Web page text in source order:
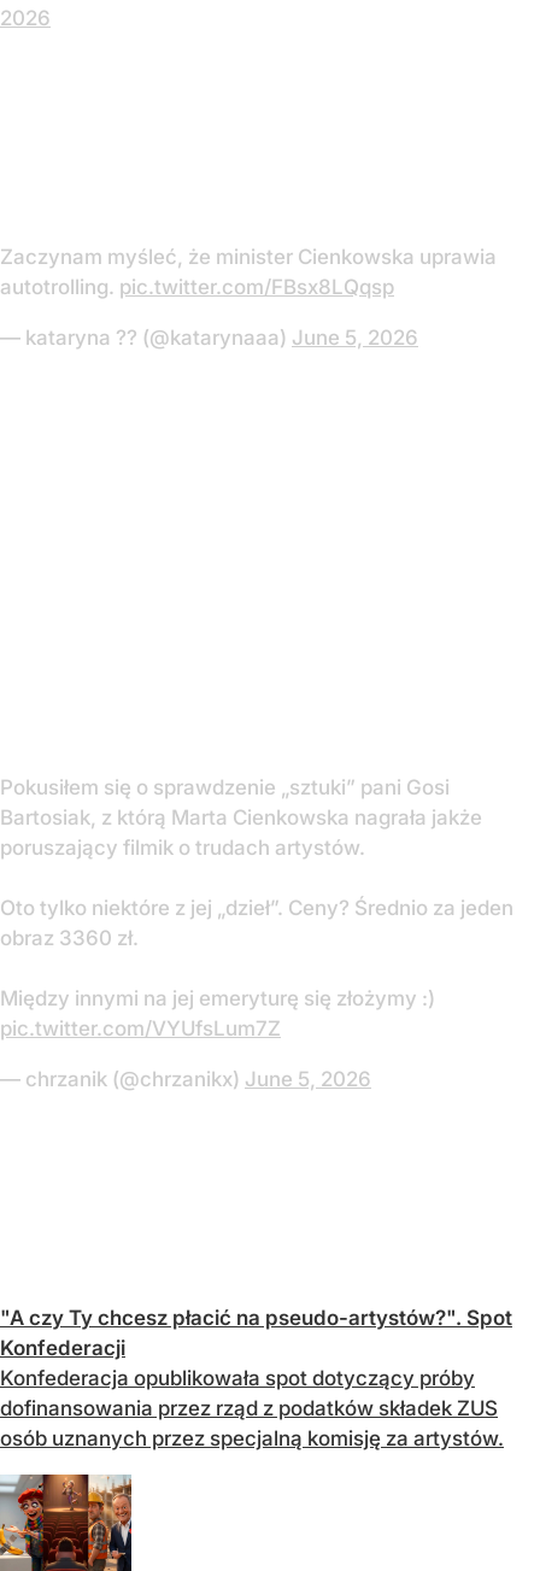
2026
Zaczynam myśleć, że minister Cienkowska uprawia
autotrolling. pic.twitter.com/FBsx8LQqsp
— kataryna ?? (@katarynaaa) June 5, 2026
Pokusiłem się o sprawdzenie „sztuki” pani Gosi
Bartosiak, z którą Marta Cienkowska nagrała jakże
poruszający filmik o trudach artystów.
Oto tylko niektóre z jej „dzieł”. Ceny? Średnio za jeden
obraz 3360 zł.
Między innymi na jej emeryturę się złożymy :)
pic.twitter.com/VYUfsLum7Z
— chrzanik (@chrzanikx) June 5, 2026
"A czy Ty chcesz płacić na pseudo-artystów?". Spot
Konfederacji
Konfederacja opublikowała spot dotyczący próby
dofinansowania przez rząd z podatków składek ZUS
osób uznanych przez specjalną komisję za artystów.